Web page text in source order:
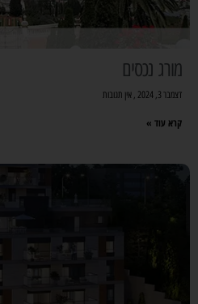
מורג נכסים
דצמבר 3, 2024 אין תגובות
קרא עוד »